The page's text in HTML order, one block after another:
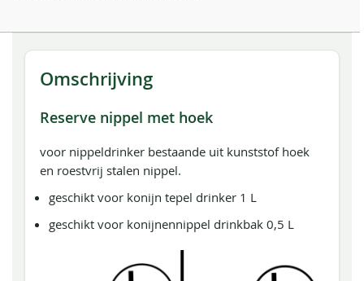
Omschrijving
Reserve nippel met hoek
voor nippeldrinker bestaande uit kunststof hoek
en roestvrij stalen nippel.
geschikt voor konijn tepel drinker 1 L
geschikt voor konijnennippel drinkbak 0,5 L